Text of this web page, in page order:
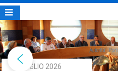
31 LUGLIO 2026